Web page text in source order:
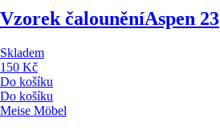
Vzorek čalouněníAspen 23
Skladem
150 Kč
Do košíku
Do košíku
Meise Möbel